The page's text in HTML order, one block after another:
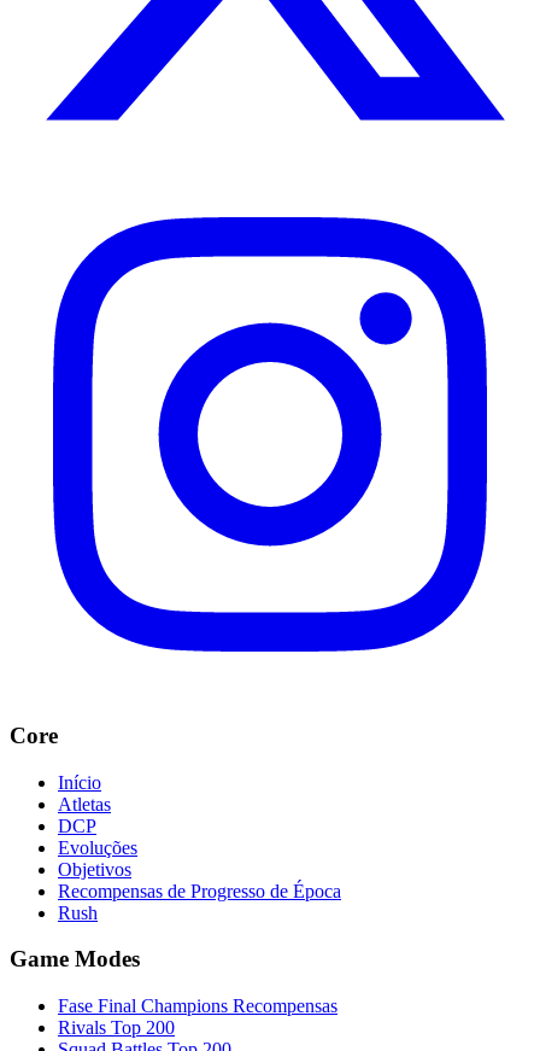
Core
Início
Atletas
DCP
Evoluções
Objetivos
Recompensas de Progresso de Época
Rush
Game Modes
Fase Final Champions Recompensas
Rivals Top 200